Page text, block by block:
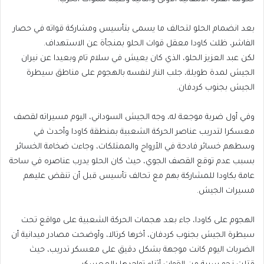
بعد انضمام الحلو لتحالف ما يسمى بتأسيس ومشاركة قواته في حصار
الفاشر، ظلت كاودا معقل قوات الحلو بمنجأة عن الاستهداف.
لكن عبد العزيز الحلو، الذي كان يعيش في سلام تام وبعيدا عن نيران
الجيش لمدة طويلة، جلب النار لنفسه بالهجوم على مناطق سيطرة
الجيش بجنوب كردفان.
وفي أول ضربة موجعة له، وجه الجيش السوداني، اليوم مسيراته لقصف
معسكرا لتدريب عناصر الحركة الشعبية بمنطقة كاودا وأحدث في
وسطهم خسائر فادحة في الأرواح والممتلكات، وجاءت ضخامة الخسائر
بسبب عدم توقع القصف الجوي، حيث كان الحلو يدرب عناصره في ساحة
عامة بكاودا للمشاركة بهم مع تحالف تأسيس قبل أن تنقض عليهم
مسيرات الجيش.
الهجوم على كاودا، جاء بعد هجمات الحركة الشعبية على مواقع تحت
سيطرة الجيش بجنوب كردفان، أخرها كرتالا، وأوضحت مصادر ميدانية أن
الضربات اليوم كانت موجهة بشكل دقيق على معسكر تدريب، حيث